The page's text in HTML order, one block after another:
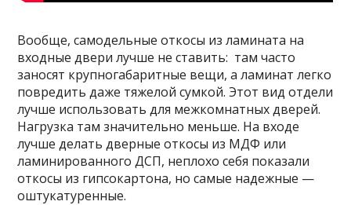
Вообще, самодельные откосы из ламината на
входные двери лучше не ставить: там часто
заносят крупногабаритные вещи, а ламинат легко
повредить даже тяжелой сумкой. Этот вид отдели
лучше использовать для межкомнатных дверей.
Нагрузка там значительно меньше. На входе
лучше делать дверные откосы из МДФ или
ламинированного ДСП, неплохо себя показали
откосы из гипсокартона, но самые надежные —
оштукатуренные.